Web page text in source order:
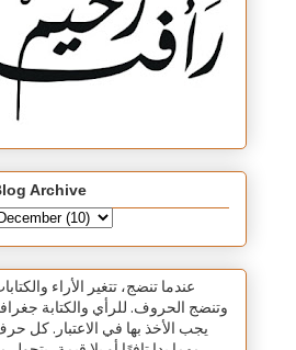
Archive
عندما تنضج، تتغير الأراء
وتنضج الحروف. للرأي والكتابة
يجب الأخذ بها في الاعتبار. كل